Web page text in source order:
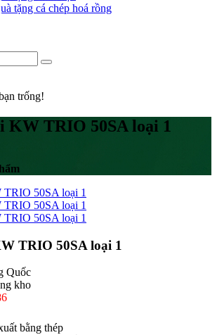
tặng cá chép hoá rồng
trống!
KW TRIO 50SA loại 1
TRIO 50SA loại 1
Quốc
kho
bằng thép